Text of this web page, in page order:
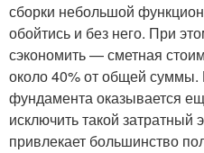
сборки небольшой
обойтись и без него. При
сэкономить — сметная
около 40% от общей суммы.
фундамента оказывается
исключить такой затратный
привлекает большинство